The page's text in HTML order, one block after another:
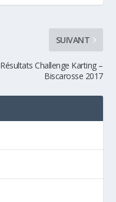
SUIVANT
Résultats Challenge Karting –
Biscarosse 2017